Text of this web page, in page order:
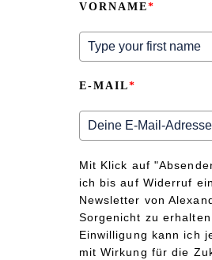
VORNAME*
E-MAIL*
Mit Klick auf
ich bis auf Widerruf
Newsletter von
Sorgenicht zu
Einwilligung kann ich
mit Wirkung für die